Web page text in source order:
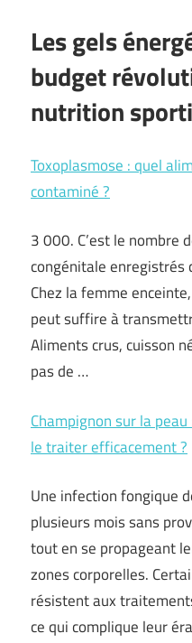
Les gels
budget
nutrition
Toxoplasmose : quel
contaminé ?
3 000. C’est le nombre
congénitale enregistrés
Chez la femme
peut suffire à
Aliments crus, cuisson
pas de …
Champignon sur la
le traiter efficacement ?
Une infection fongique
plusieurs mois sans
tout en se propageant
zones corporelles.
résistent aux
ce qui complique leur